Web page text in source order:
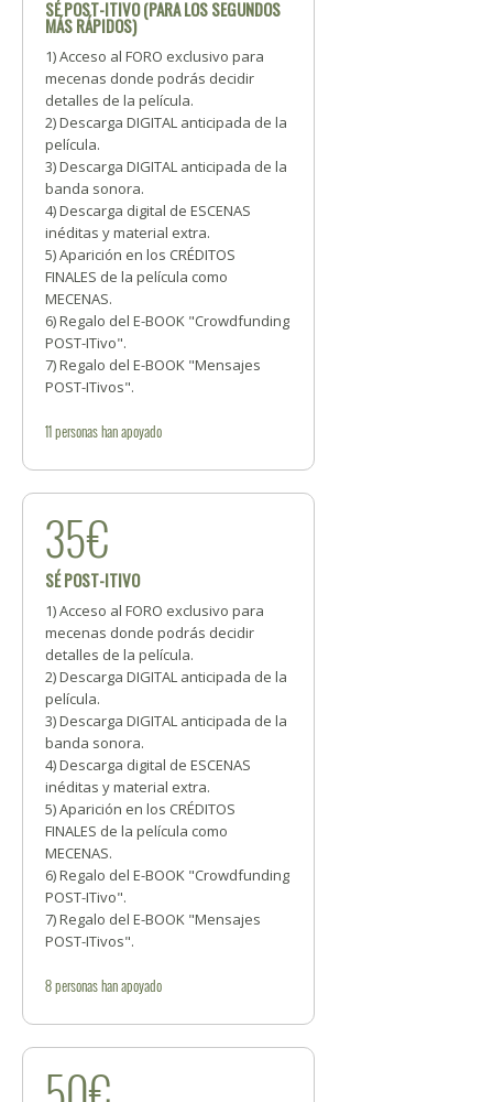
SÉ POST-ITIVO (PARA LOS SEGUNDOS
MÁS RÁPIDOS)
1) Acceso al FORO exclusivo para
mecenas donde podrás decidir
detalles de la película.
2) Descarga DIGITAL anticipada de la
película.
3) Descarga DIGITAL anticipada de la
banda sonora.
4) Descarga digital de ESCENAS
inéditas y material extra.
5) Aparición en los CRÉDITOS
FINALES de la película como
MECENAS.
6) Regalo del E-BOOK "Crowdfunding
POST-ITivo".
7) Regalo del E-BOOK "Mensajes
POST-ITivos".
11personashan apoyado
35€
SÉ POST-ITIVO
1) Acceso al FORO exclusivo para
mecenas donde podrás decidir
detalles de la película.
2) Descarga DIGITAL anticipada de la
película.
3) Descarga DIGITAL anticipada de la
banda sonora.
4) Descarga digital de ESCENAS
inéditas y material extra.
5) Aparición en los CRÉDITOS
FINALES de la película como
MECENAS.
6) Regalo del E-BOOK "Crowdfunding
POST-ITivo".
7) Regalo del E-BOOK "Mensajes
POST-ITivos".
8personashan apoyado